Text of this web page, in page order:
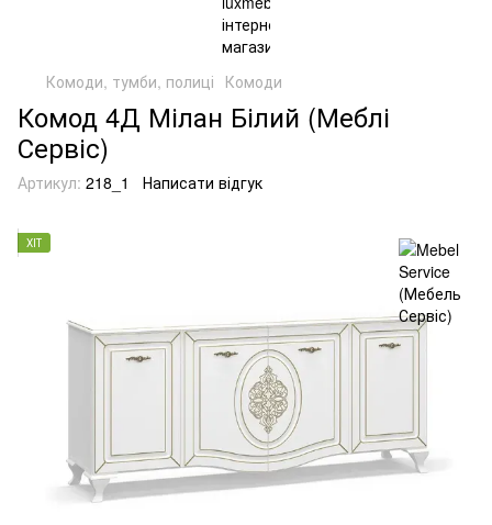
Комоди, тумби, полиці Комоди
Комод 4Д Мілан Білий (Меблі
Сервіс)
Артикул: 218_1 Написати відгук
ХІТ